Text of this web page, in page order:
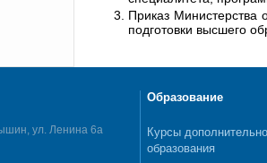
Приказ Министерства
подготовки высшего
ул. Ленина 6а
Образование
Курсы
образования